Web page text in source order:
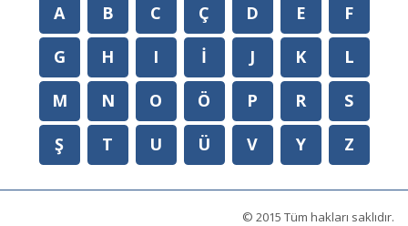
A B C Ç D E
F
G
H I İ J K
L
M
N O Ö P R
S
Ş
T U Ü V Y Z
© 2015 Tüm hakları saklıdır.